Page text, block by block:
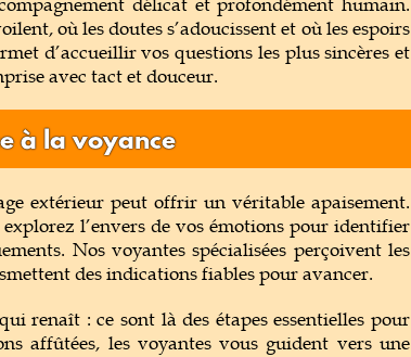
où les doutes s’adoucissent et où les espoirs
d’accueillir vos questions les plus sincères et
avec tact et douceur.
à la voyance
extérieur peut offrir un véritable apaisement.
explorez l’envers de vos émotions pour identifier
Nos voyantes spécialisées perçoivent les
des indications fiables pour avancer.
renaît : ce sont là des étapes essentielles pour
affûtées, les voyantes vous guident vers une